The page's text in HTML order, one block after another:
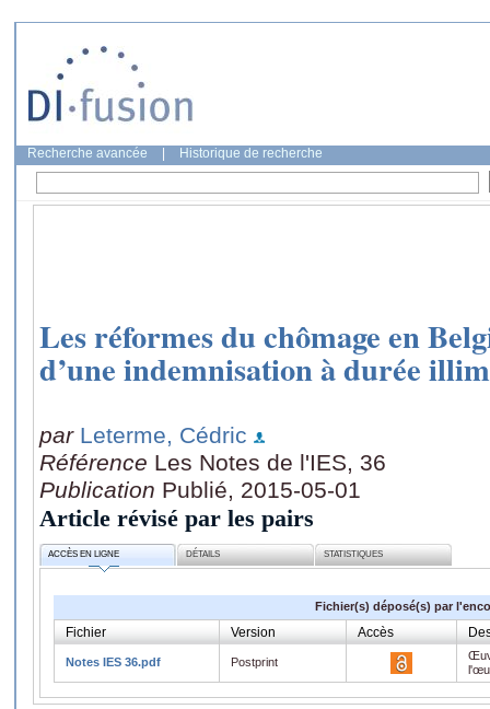
Recherche avancée Historique de recherche
Les réformes du chômage en
d’une indemnisation à durée
par Leterme, Cédric
Référence Les Notes de l'IES, 36
Publication Publié, 2015-05-01
Article révisé par les pairs
ACCÈS EN LIGNE DÉTAILS STATISTIQUES
Fichier(s) déposé(s) par
Fichier Version Accès
Notes IES 36.pdf Postprint